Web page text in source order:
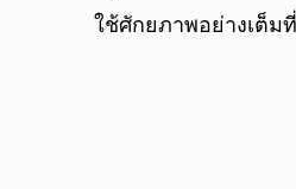
ใช้ศักยภาพอย่างเต็ม